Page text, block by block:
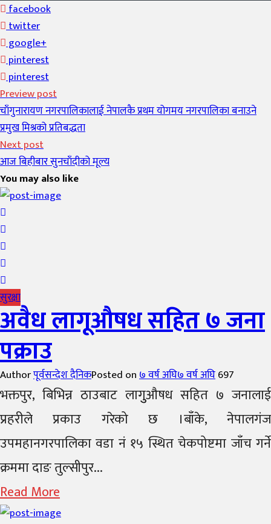
facebook
twitter
google+
pinterest
pinterest
Preview post
चाँगुनारायण नगरपालिकालाई नेपालकै प्रथम योगमय नगरपालिका बनाउने
प्रमुख मिश्रको प्रतिबद्धता
Next post
आज बिहीबार सुनचाँदीको मूल्य
You may also like
सुरक्षा
अवैध लागूऔषध सहित ७ जना
पक्राउ
Authorपूर्वसन्देश दैनिकPosted on७ वर्ष अघि७ वर्ष अघि697
भक्तपुर, बिभिन्न ठाउबाट लागुुऔषध सहित ७ जनालाई
प्रहरीले प्रकाउ गरेको छ ।बाँके, नेपालगंज
उपमहानगरपालिका वडा नं १५ स्थित चेकपोष्टमा जाँच गर्ने
क्रममा दाङ तुल्सीपुर...
Read More